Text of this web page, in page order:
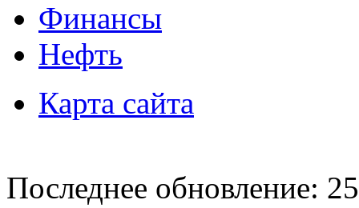
Финансы
Нефть
Карта сайта
Последнее обновление: